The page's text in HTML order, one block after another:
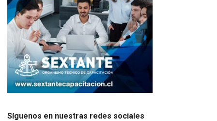
Síguenos en nuestras redes sociales